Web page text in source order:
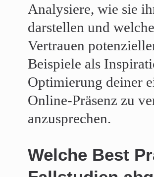
Analysiere, wie sie
darstellen und
Vertrauen
Beispiele als
Optimierung deiner
Online-Präsenz zu
anzusprechen.
Welche Best